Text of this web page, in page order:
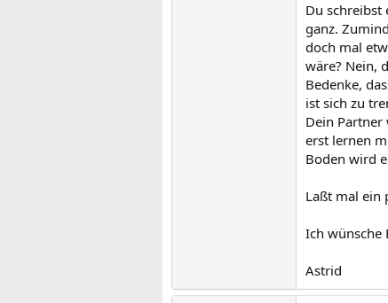
Du schreibst
ganz.
doch mal
wäre? Nein,
Bedenke,
ist sich zu
Dein Partner
erst lernen
Boden wird
Laßt mal ein
Ich wünsche
Astrid